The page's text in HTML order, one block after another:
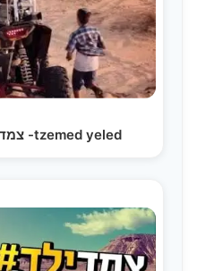
צמד ילד - אעופה אשכונה -tzemed yeled